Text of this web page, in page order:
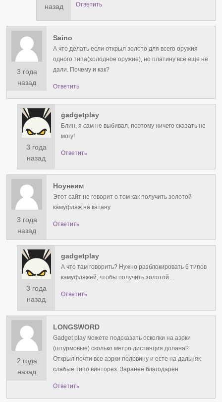
назад
Ответить
3 года
назад
Saino
А что делать если открыл золото для всего оружия
одного типа(холодное оружие), но платину все еще не
дали. Почему и как?
Ответить
3 года
назад
gadgetplay
Блин, я сам не выбивал, поэтому ничего сказать не
могу!
Ответить
3 года
назад
Ноунеим
Этот сайт не говорит о том как получить золотой
камуфляж на катану
Ответить
3 года
назад
gadgetplay
А что там говорить? Нужно разблокировать 6 типов
камуфляжей, чтобы получить золотой…
Ответить
2 года
назад
LONGSWORD
Gadget play можете подсказать осколки на аэрки
(штурмовые) сколько метро дистанция долана?
Открыл почти все аэрки половину и есте на дальняк
слабые типо винторез. Заранее благодарен
Ответить